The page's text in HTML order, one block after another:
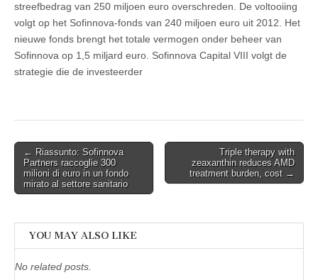
streefbedrag van 250 miljoen euro overschreden. De voltooiing
volgt op het Sofinnova-fonds van 240 miljoen euro uit 2012. Het
nieuwe fonds brengt het totale vermogen onder beheer van
Sofinnova op 1,5 miljard euro. Sofinnova Capital VIII volgt de
strategie die de investeerder
Post
navigation
← Riassunto: Sofinnova
Partners raccoglie 300
milioni di euro in un fondo
mirato al settore sanitario
Triple therapy with
zeaxanthin reduces AMD
treatment burden, cost →
YOU MAY ALSO LIKE
No related posts.